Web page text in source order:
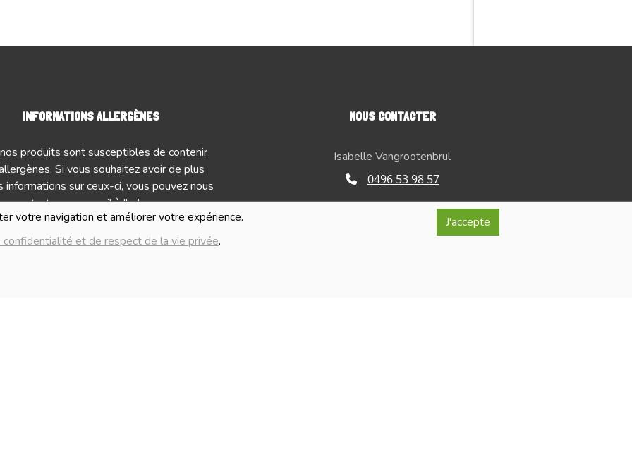
votre navigation et améliorer votre expérience.
et de respect de la vie privée.
J'accepte
INFORMATIONS ALLERGÈNES
produits sont susceptibles de contenir
Si vous souhaitez avoir de plus
informations sur ceux-ci, vous pouvez nous
contacter par e-mail à l'adresse
info@lablancheferme.be
NOUS CONTACTER
Isabelle Vangrootenbrul
0496 53 98 57
info@lablancheferme.be